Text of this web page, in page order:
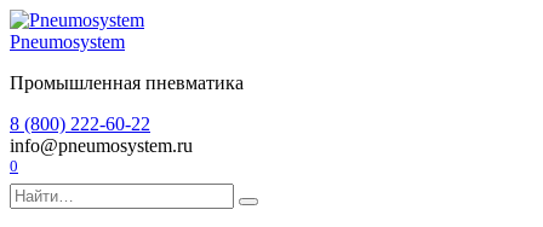
Перейти
к
Pneumosystem
Промышленная пневматика
8 (800) 222-60-22
info@pneumosystem.ru
0
Search
for: